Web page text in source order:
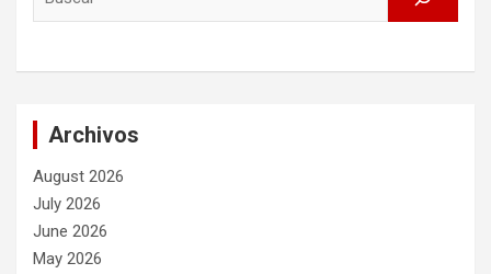
Archivos
August 2026
July 2026
June 2026
May 2026